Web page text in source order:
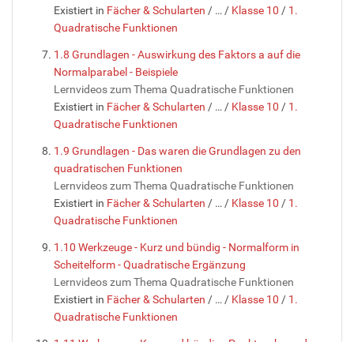
Existiert in Fächer & Schularten / … / Klasse 10 / 1.
Quadratische Funktionen
1.8 Grundlagen - Auswirkung des Faktors a auf die
Normalparabel - Beispiele
Lernvideos zum Thema Quadratische Funktionen
Existiert in Fächer & Schularten / … / Klasse 10 / 1.
Quadratische Funktionen
1.9 Grundlagen - Das waren die Grundlagen zu den
quadratischen Funktionen
Lernvideos zum Thema Quadratische Funktionen
Existiert in Fächer & Schularten / … / Klasse 10 / 1.
Quadratische Funktionen
1.10 Werkzeuge - Kurz und bündig - Normalform in
Scheitelform - Quadratische Ergänzung
Lernvideos zum Thema Quadratische Funktionen
Existiert in Fächer & Schularten / … / Klasse 10 / 1.
Quadratische Funktionen